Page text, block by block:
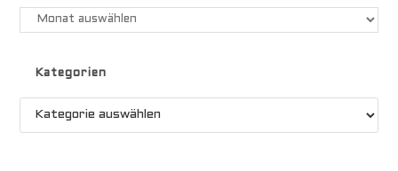
Archiv
Kategorien
Kategorien